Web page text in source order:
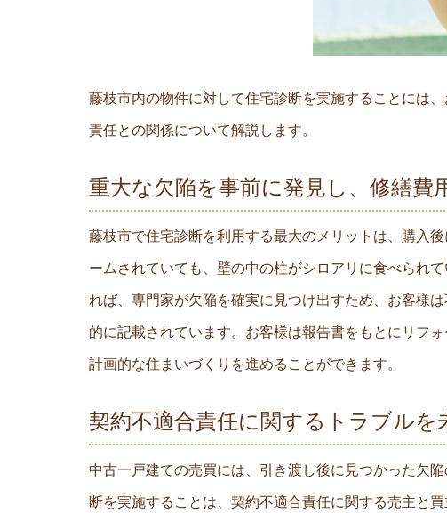
藤枝市内の物件に対して住宅診断を実施することには
責任との関係について解説します。
重大な欠陥を事前に発見し、修繕費
藤枝市で住宅診断を利用する最大のメリットは、購入
ームされていても、壁の中の柱がシロアリに食べられ
れば、専門家が欠陥を確実に見つけ出すため、お客様
的に記載されています。お客様は報告書をもとにリフ
計画的な住まいづくりを進めることができます。
契約不適合責任に関するトラブルを
中古一戸建ての売買には、引き渡し後に見つかった欠
断を実施することは、契約不適合責任に関する売主と